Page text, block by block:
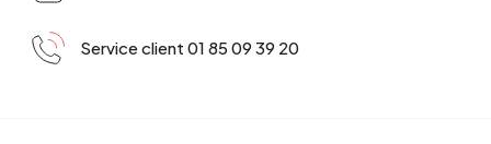
Service client 01 85 09 39 20